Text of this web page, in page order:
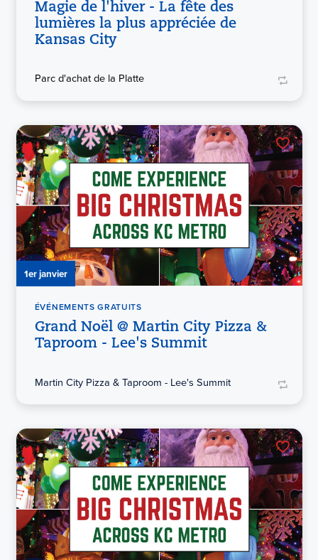
Magie de l'hiver - La fête des
lumières la plus appréciée de
Kansas City
Parc d'achat de la Platte
1er janvier
ÉVÉNEMENTS GRATUITS
Grand Noël @ Martin City Pizza &
Taproom - Lee's Summit
Martin City Pizza & Taproom - Lee's Summit